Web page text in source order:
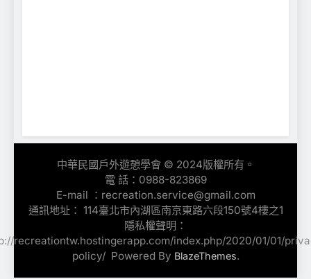
中華民國戶外遊憩學會 © 2024版權所有。
電 話：0988-823869
E-mail ：recreation.service@gmail.com
通訊地址： 114臺北市內湖區南京東路六段150號4樓之1
隱私權聲明：
recreationtw.hostingerapp.com/index.php/2020/01/01/
policy/ ‎ Powered By BlazeThemes.